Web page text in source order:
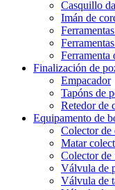
Casquillo
Imán de
Ferramenta
Finalización de
Empacador
Tapóns de
Retedor de
Equipamento de
Colector de
Matar
Colector de
Válvula de
Válvula de